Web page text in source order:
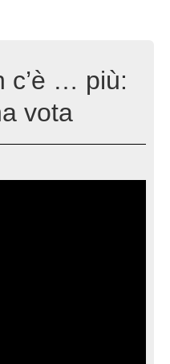
c’è … più:
vota